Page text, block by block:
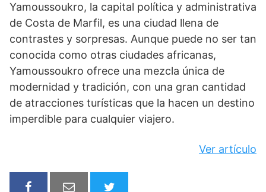
Yamoussoukro, la capital política y administrativa
de Costa de Marfil, es una ciudad llena de
contrastes y sorpresas. Aunque puede no ser tan
conocida como otras ciudades africanas,
Yamoussoukro ofrece una mezcla única de
modernidad y tradición, con una gran cantidad
de atracciones turísticas que la hacen un destino
imperdible para cualquier viajero.
Ver artículo